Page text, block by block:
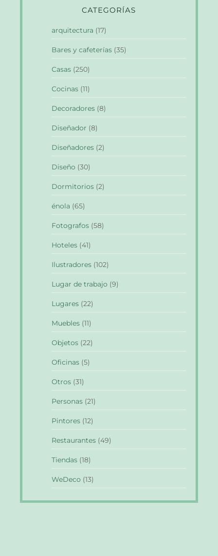
CATEGORÍAS
arquitectura (17)
Bares y cafeterías (35)
Casas (250)
Cocinas (11)
Decoradores (8)
Diseñador (8)
Diseñadores (2)
Diseño (30)
Dormitorios (2)
énola (65)
Fotografos (58)
Hoteles (41)
Ilustradores (102)
Lugar de trabajo (9)
Lugares (22)
Muebles (11)
Objetos (22)
Oficinas (5)
Otros (31)
Personas (21)
Pintores (12)
Restaurantes (49)
Tiendas (18)
WeDeco (13)